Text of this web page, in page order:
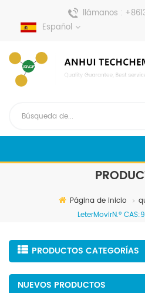
llámanos :
enviar un mensaje :
Español
Página de inicio
LeterMovirN.º
PRODUCTOS CATEGORÍAS
NUEVOS PRODUCTOS